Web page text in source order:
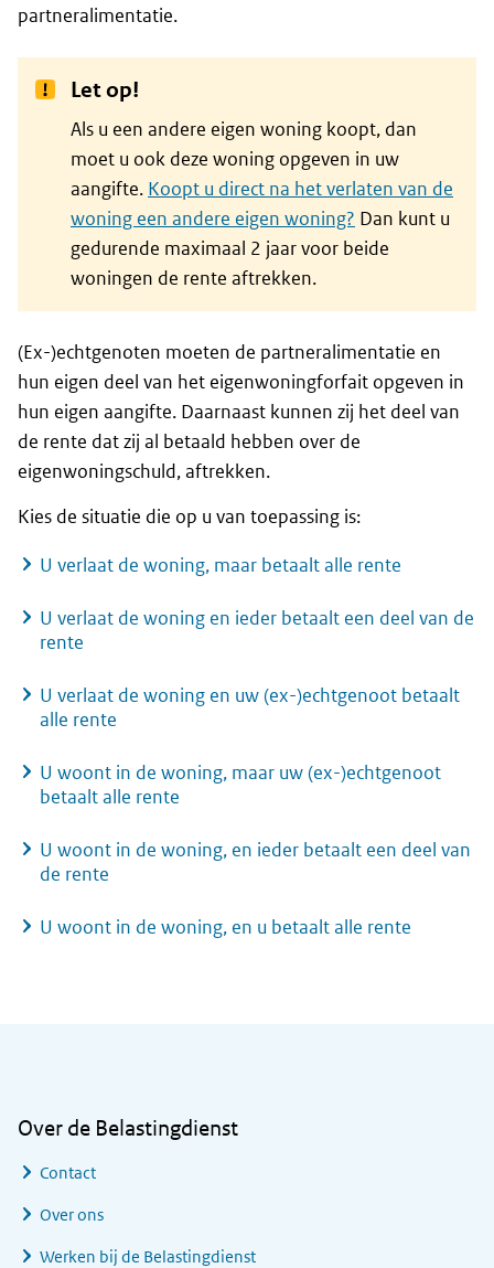
partneralimentatie.
Let op!
Als u een andere eigen woning koopt, dan
moet u ook deze woning opgeven in uw
aangifte. Koopt u direct na het verlaten van de
woning een andere eigen woning? Dan kunt u
gedurende maximaal 2 jaar voor beide
woningen de rente aftrekken.
(Ex-)echtgenoten moeten de partneralimentatie en
hun eigen deel van het eigenwoningforfait opgeven in
hun eigen aangifte. Daarnaast kunnen zij het deel van
de rente dat zij al betaald hebben over de
eigenwoningschuld, aftrekken.
Kies de situatie die op u van toepassing is:
U verlaat de woning, maar betaalt alle rente
U verlaat de woning en ieder betaalt een deel van de
rente
U verlaat de woning en uw (ex-)echtgenoot betaalt
alle rente
U woont in de woning, maar uw (ex-)echtgenoot
betaalt alle rente
U woont in de woning, en ieder betaalt een deel van
de rente
U woont in de woning, en u betaalt alle rente
Over de Belastingdienst
Contact
Over ons
Werken bij de Belastingdienst